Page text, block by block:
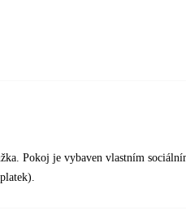
Pokoj je vybaven vlastním